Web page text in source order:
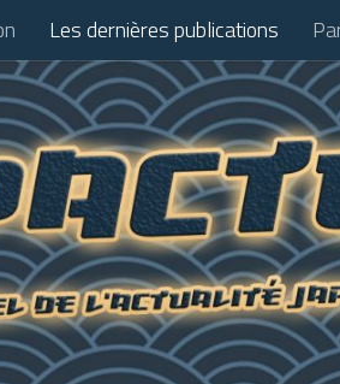
Les dernières publications